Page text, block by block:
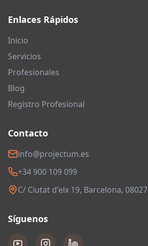
Enlaces Rápidos
Inicio
Servicios
Profesionales
Blog
Registro Profesional
Contacto
info@projectum.es
+34 900 109 099
C/ Ciutat d'elx 19, Barcelona, 08027
Síguenos